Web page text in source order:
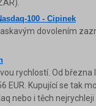
100 - Cipinek
dovolením
rychlostí. Od března
EUR. Kupující se tak
nebo i těch